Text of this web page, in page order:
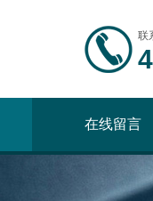
联
在线留言